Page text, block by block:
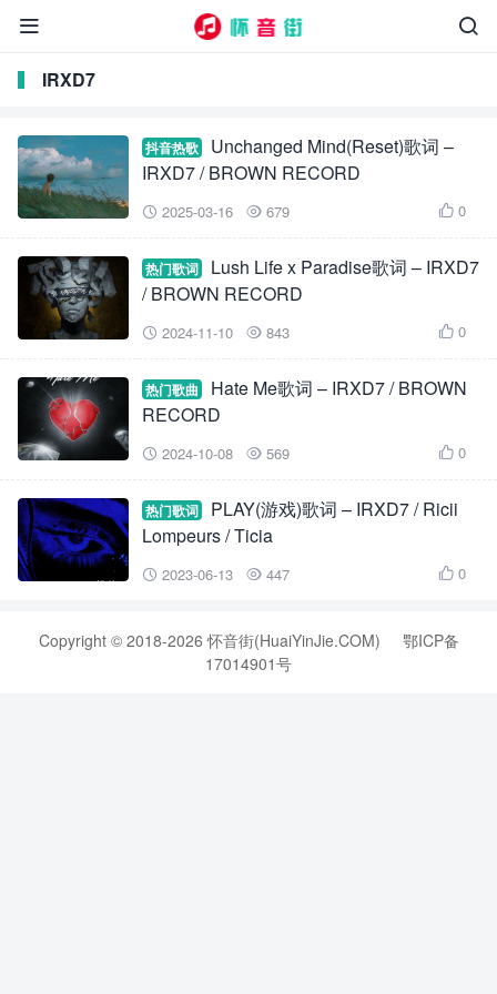


IRXD7
抖音热歌
Unchanged Mind(Reset)歌词 –
IRXD7 / BROWN RECORD
 2025-03-16  679  0
热门歌词
Lush Life x Paradise歌词 – IRXD7
/ BROWN RECORD
 2024-11-10  843  0
热门歌曲
Hate Me歌词 – IRXD7 / BROWN
RECORD
 2024-10-08  569  0
热门歌词
PLAY(游戏)歌词 – IRXD7 / Ricii
Lompeurs / Ticia
 2023-06-13  447  0
Copyright © 2018-2026 怀音街(HuaiYinJie.COM)
鄂ICP备
17014901号